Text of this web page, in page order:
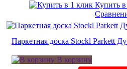
Купить
Паркетная доска Stockl Parkett
В корзину